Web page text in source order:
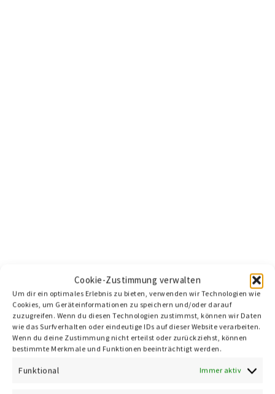
Cookie-Zustimmung verwalten
Um dir ein optimales Erlebnis zu bieten, verwenden wir Technologien wie
Cookies, um Geräteinformationen zu speichern und/oder darauf
zuzugreifen. Wenn du diesen Technologien zustimmst, können wir Daten
wie das Surfverhalten oder eindeutige IDs auf dieser Website verarbeiten.
Wenn du deine Zustimmung nicht erteilst oder zurückziehst, können
bestimmte Merkmale und Funktionen beeinträchtigt werden.
Funktional Immer aktiv